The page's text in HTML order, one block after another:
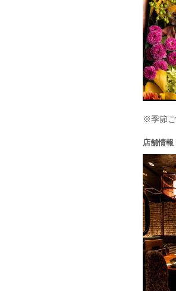
※季節ご
店舗情報